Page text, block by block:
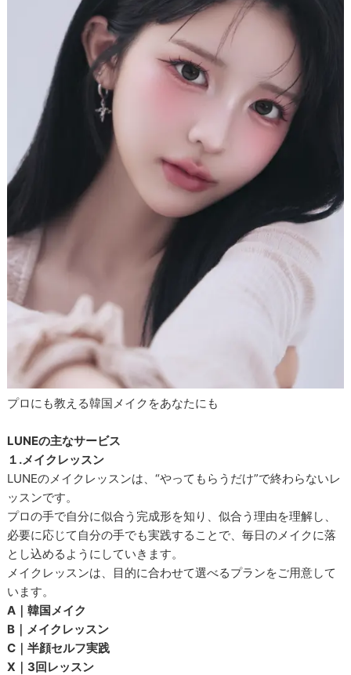
プロにも教える韓国メイクをあなたにも
LUNEの主なサービス
１.メイクレッスン
LUNEのメイクレッスンは、“やってもらうだけ”で終わらないレ
ッスンです。
プロの手で自分に似合う完成形を知り、似合う理由を理解し、
必要に応じて自分の手でも実践することで、毎日のメイクに落
とし込めるようにしていきます。
メイクレッスンは、目的に合わせて選べるプランをご用意して
います。
A｜韓国メイク
B｜メイクレッスン
C｜半顔セルフ実践
X｜3回レッスン